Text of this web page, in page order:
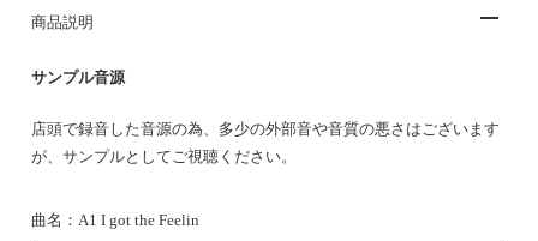
商品説明
サンプル音源
店頭で録音した音源の為、多少の外部音や音質の悪さはございます
が、サンプルとしてご視聴ください。
曲名：A1 I got the Feelin